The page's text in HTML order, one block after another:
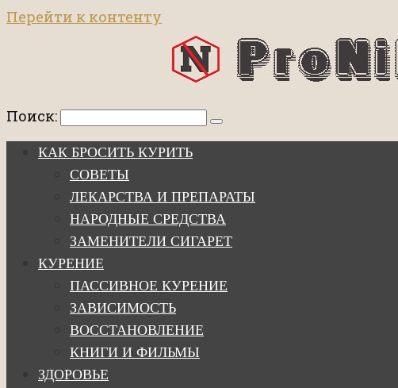
Перейти к контенту
Поиск:
КАК БРОСИТЬ КУРИТЬ
СОВЕТЫ
ЛЕКАРСТВА И ПРЕПАРАТЫ
НАРОДНЫЕ СРЕДСТВА
ЗАМЕНИТЕЛИ СИГАРЕТ
КУРЕНИЕ
ПАССИВНОЕ КУРЕНИЕ
ЗАВИСИМОСТЬ
ВОССТАНОВЛЕНИЕ
КНИГИ И ФИЛЬМЫ
ЗДОРОВЬЕ